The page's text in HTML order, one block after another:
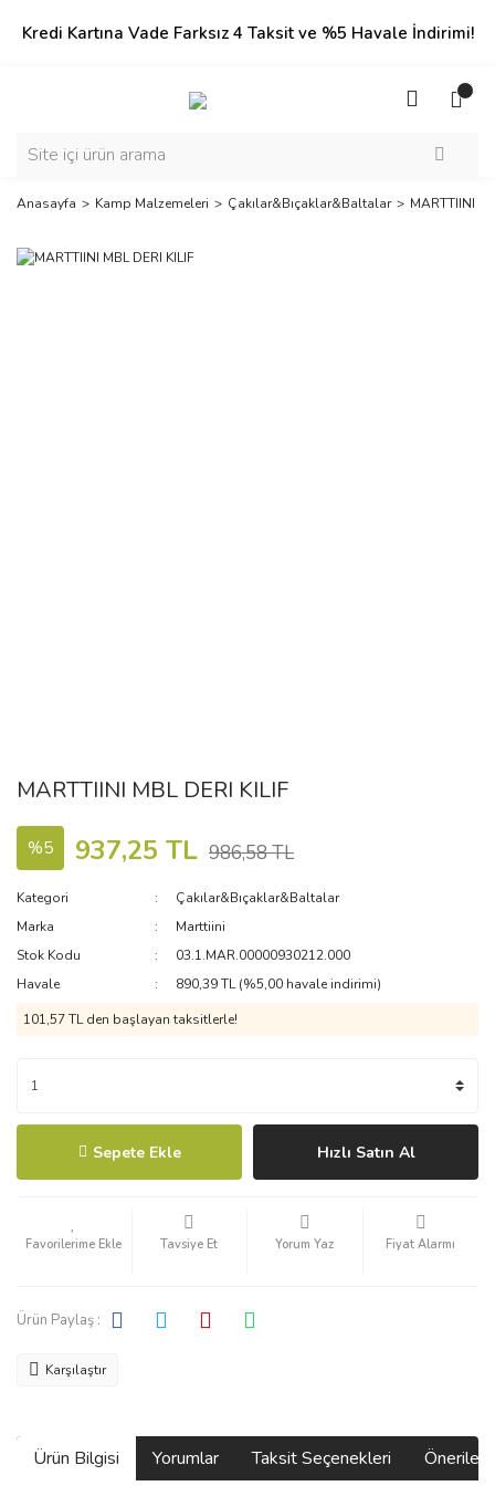
Kredi Kartına Vade Farksız 4 Taksit ve %5 Havale İndirimi!
Anasayfa Kamp Malzemeleri Çakılar&Bıçaklar&Baltalar MARTTIINI
MARTTIINI MBL DERI KILIF
%5 937,25 TL 986,58 TL
Kategori
Çakılar&Bıçaklar&Baltalar
Marka
Marttiini
Stok Kodu
03.1.MAR.00000930212.000
Havale
890,39 TL (%5,00 havale indirimi)
101,57 TL den başlayan taksitlerle!
Sepete Ekle Hızlı Satın Al
Tavsiye Et Yorum Yaz Fiyat Alarmı
Ürün Paylaş :
Karşılaştır
Ürün Bilgisi Yorumlar Taksit Seçenekleri